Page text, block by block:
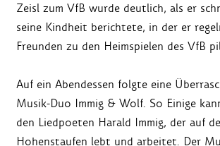
Zeisl zum VfB wurde deutlich, als er
seine Kindheit berichtete, in der er
Freunden zu den Heimspielen des VfB
Auf ein Abendessen folgte eine
Musik-Duo Immig & Wolf. So Einige
den Liedpoeten Harald Immig, der auf
Hohenstaufen lebt und arbeitet. Der